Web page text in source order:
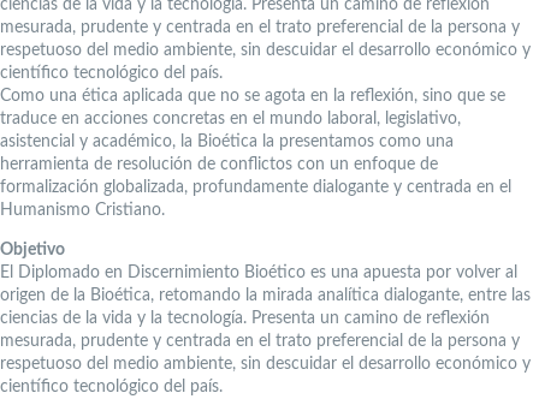
ciencias de la vida y la tecnología. Presenta un camino de reflexión
mesurada, prudente y centrada en el trato preferencial de la persona y
respetuoso del medio ambiente, sin descuidar el desarrollo económico y
científico tecnológico del país.
Como una ética aplicada que no se agota en la reflexión, sino que se
traduce en acciones concretas en el mundo laboral, legislativo,
asistencial y académico, la Bioética la presentamos como una
herramienta de resolución de conflictos con un enfoque de
formalización globalizada, profundamente dialogante y centrada en el
Humanismo Cristiano.
Objetivo
El Diplomado en Discernimiento Bioético es una apuesta por volver al
origen de la Bioética, retomando la mirada analítica dialogante, entre las
ciencias de la vida y la tecnología. Presenta un camino de reflexión
mesurada, prudente y centrada en el trato preferencial de la persona y
respetuoso del medio ambiente, sin descuidar el desarrollo económico y
científico tecnológico del país.